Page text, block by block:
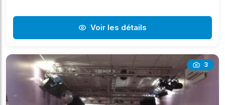
Voir les détails
3